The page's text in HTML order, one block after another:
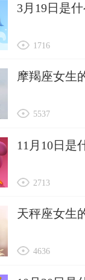
3月19日是
1716
摩羯座女生
5537
11月10日是
2713
天秤座女生
4636